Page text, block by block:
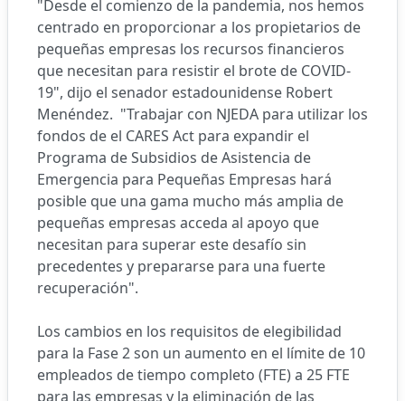
"Desde el comienzo de la pandemia, nos hemos
centrado en proporcionar a los propietarios de
pequeñas empresas los recursos financieros
que necesitan para resistir el brote de COVID-
19", dijo el senador estadounidense Robert
Menéndez. "Trabajar con NJEDA para utilizar los
fondos de el CARES Act para expandir el
Programa de Subsidios de Asistencia de
Emergencia para Pequeñas Empresas hará
posible que una gama mucho más amplia de
pequeñas empresas acceda al apoyo que
necesitan para superar este desafío sin
precedentes y prepararse para una fuerte
recuperación".
Los cambios en los requisitos de elegibilidad
para la Fase 2 son un aumento en el límite de 10
empleados de tiempo completo (FTE) a 25 FTE
para las empresas y la eliminación de las